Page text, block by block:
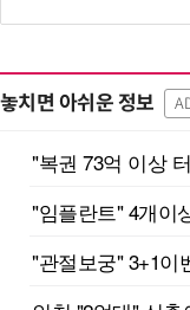
놓치면 아쉬운 정보